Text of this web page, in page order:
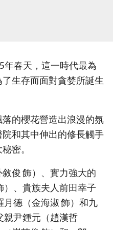
年春天，這一時代最為
生存而面對貪婪所誕生
的櫻花營造出浪漫的氛
和其中伸出的修長觸手
密。
俊 飾）、實力強大的
）、貴族夫人前田幸子
月德（金海淑 飾）和九
親尹鍾元（趙漢哲